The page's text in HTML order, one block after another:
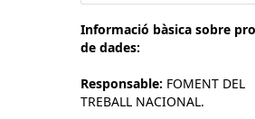
Informació bàsica sobre
de dades:
Responsable: FOMENT DEL
TREBALL NACIONAL.